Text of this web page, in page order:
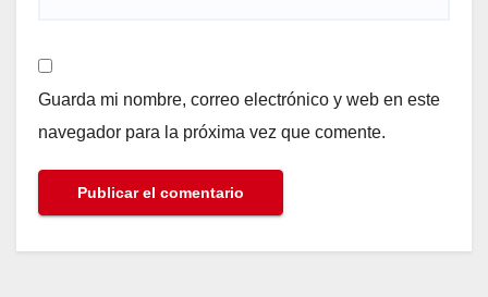
Guarda mi nombre, correo electrónico y web en este
navegador para la próxima vez que comente.